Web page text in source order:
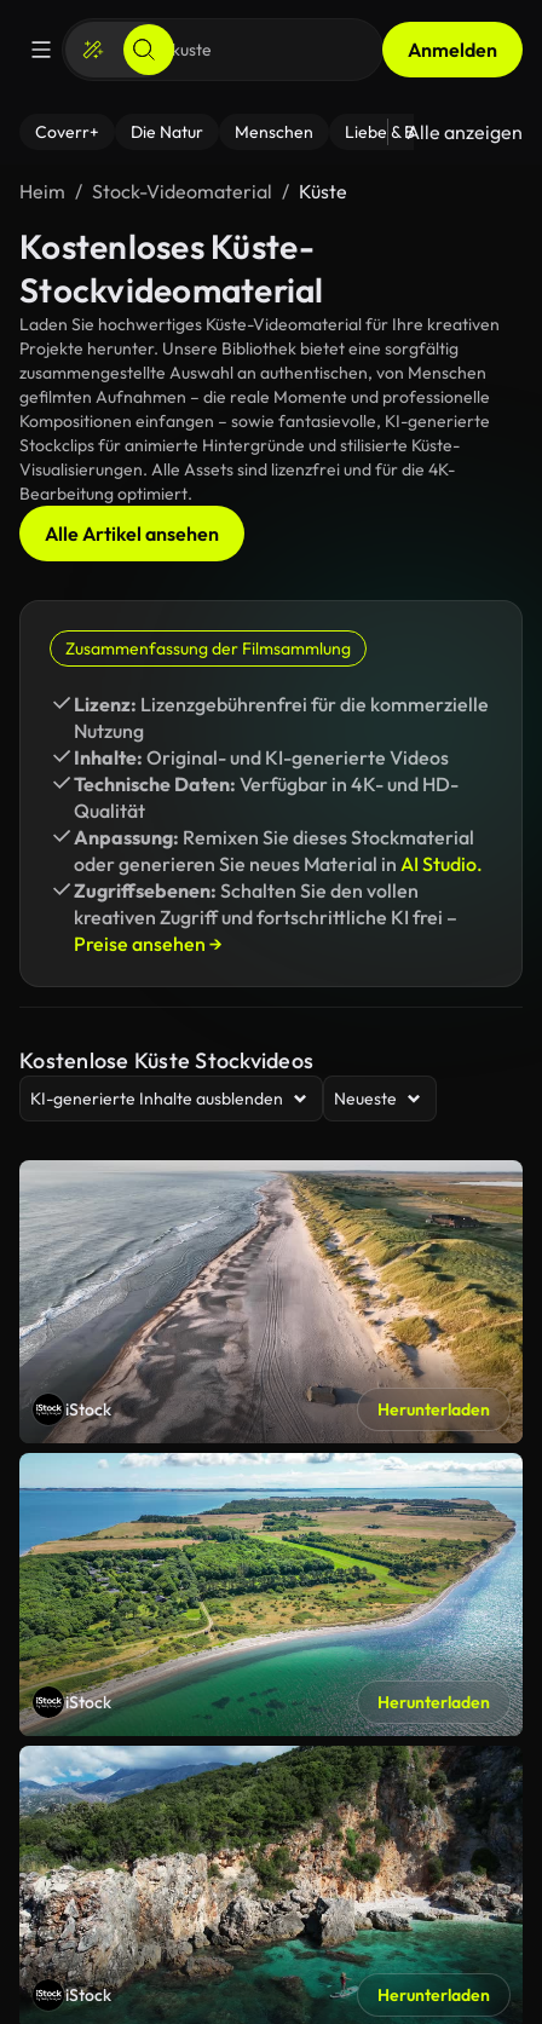
Anmelden
Coverr+ Die Natur Menschen Liebe & Beziehungen
Alle anzeigen
Heim Stock-Videomaterial Küste
Kostenloses Küste-
Stockvideomaterial
Laden Sie hochwertiges Küste-Videomaterial für Ihre kreativen
Projekte herunter. Unsere Bibliothek bietet eine sorgfältig
zusammengestellte Auswahl an authentischen, von Menschen
gefilmten Aufnahmen – die reale Momente und professionelle
Kompositionen einfangen – sowie fantasievolle, KI-generierte
Stockclips für animierte Hintergründe und stilisierte Küste-
Visualisierungen. Alle Assets sind lizenzfrei und für die 4K-
Bearbeitung optimiert.
Alle Artikel ansehen
Zusammenfassung der Filmsammlung
Lizenz: Lizenzgebührenfrei für die kommerzielle
Nutzung
Inhalte: Original- und KI-generierte Videos
Technische Daten: Verfügbar in 4K- und HD-
Qualität
Anpassung: Remixen Sie dieses Stockmaterial
oder generieren Sie neues Material in AI Studio.
Zugriffsebenen: Schalten Sie den vollen
kreativen Zugriff und fortschrittliche KI frei –
Preise ansehen →
Kostenlose Küste Stockvideos
KI-generierte Inhalte ausblenden Neueste
iStock Herunterladen
iStock Herunterladen
iStock Herunterladen